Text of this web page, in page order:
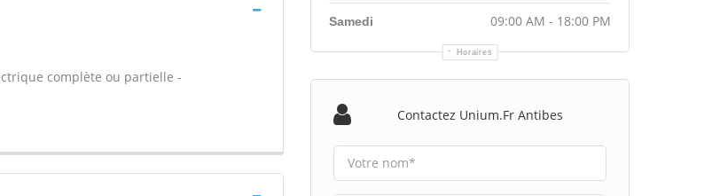
complète ou partielle -
Horaires
Samedi 09:00 AM - 18:00 PM
Contactez Unium.fr Antibes